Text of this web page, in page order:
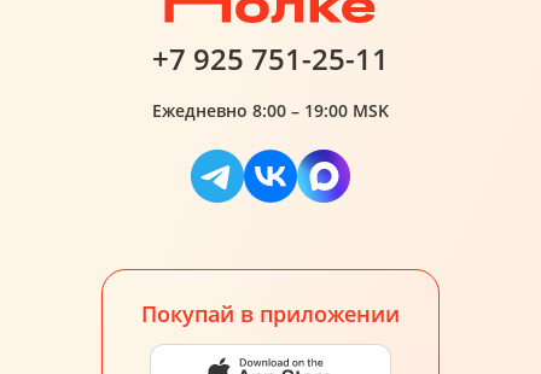
+7 925 751-25-11
Ежедневно 8:00 – 19:00 MSK
Покупай в приложении